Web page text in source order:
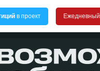
в проект Ежедневный